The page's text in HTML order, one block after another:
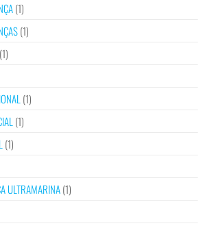
(1)
(1)
(1)
(1)
(1)
(1)
ULTRAMARINA(1)